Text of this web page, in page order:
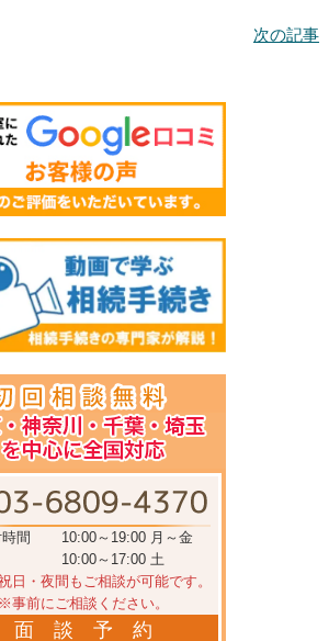
次の記事
間
10:00～19:00 月～金
10:00～17:00 土
日・夜間もご相談が可能です。
※事前にご相談ください。
面 談 予 約